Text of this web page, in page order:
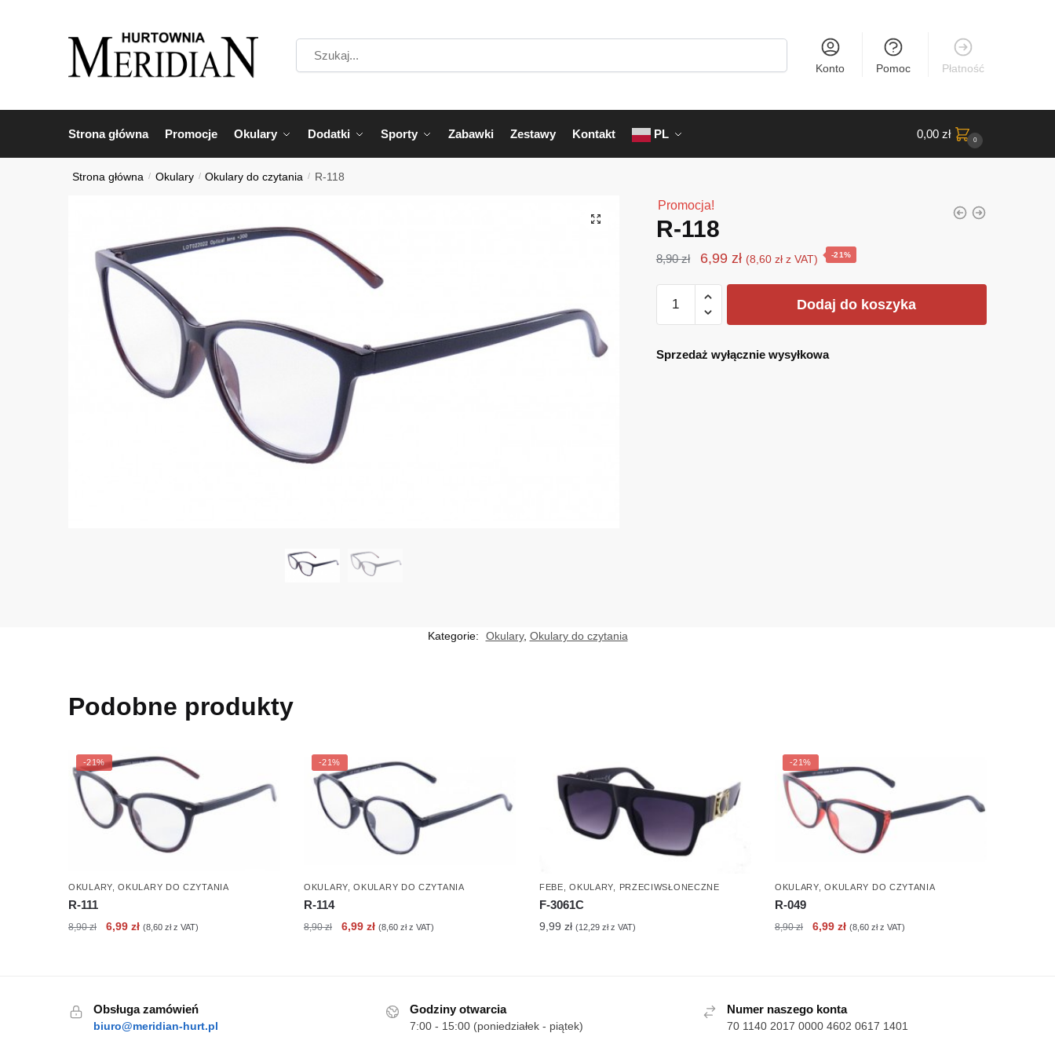
Konto Pomoc Płatność
Strona główna Promocje Okulary Dodatki Sporty Zabawki Zestawy Kontakt PL 0,00 zł 0
Strona główna / Okulary / Okulary do czytania / R-118
Promocja!
R-118
8,90zł
Pierwotna
cena
wynosiła:
8,90 zł.
6,99 złAktualna
cena
6,99 zł.
(8,60 złz VAT) -21%
Dodaj do koszyka
Sprzedaż wyłącznie wysyłkowa
Kategorie: Okulary, Okulary do czytania
Podobne produkty
-21%
OKULARY,OKULARY DO CZYTANIA
R-111
8,90zł
Pierwotna
6,99złAktualna
(8,60złz VAT)
-21%
OKULARY,OKULARY DO CZYTANIA
R-114
8,90zł
Pierwotna
6,99 złAktualna
(8,60 złz VAT)
FEBE ,OKULARY PRZECIWSŁONECZNE
F-3061C
9,99 zł (12,29 złz VAT)
-21%
OKULARY,OKULARY DO CZYTANIA
R-049
8,90zł
Pierwotna
6,99 złAktualna
(8,60 złz VAT)
Obsługa zamówień
biuro@meridian-hurt.pl
Godziny otwarcia
7:00 - 15:00 (poniedziałek - piątek)
Numer naszego konta
70 1140 2017 0000 4602 0617 1401